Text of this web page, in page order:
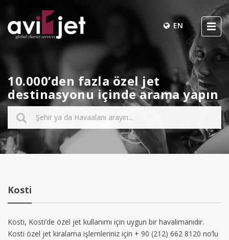
EN
10.000’den fazla özel jet
destinasyonu içinde arama yapın
Kosti
Kosti, Kosti’de özel jet kullanımı için uygun bir havalimanıdır.
Kosti özel jet kiralama işlemleriniz için + 90 (212) 662 8120 no’lu